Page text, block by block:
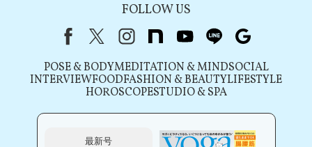
FOLLOW US
FacebookX（旧Twitter）
instagram
note youtubeline
POSE & BODYMEDITATION & MINDSOCIAL
INTERVIEWFOODFASHION & BEAUTYLIFESTYLE
HOROSCOPESTUDIO & SPA
最新号